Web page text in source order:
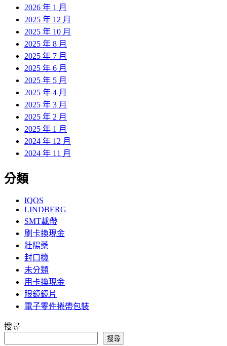
2026 年 1 月
2025 年 12 月
2025 年 10 月
2025 年 8 月
2025 年 7 月
2025 年 6 月
2025 年 5 月
2025 年 4 月
2025 年 3 月
2025 年 2 月
2025 年 1 月
2024 年 12 月
2024 年 11 月
分類
IQOS
LINDBERG
SMT載帶
刷卡換現金
壯陽藥
封口機
未分類
用卡換現金
眼鏡鏡片
電子零件捲帶包裝
搜尋
搜尋